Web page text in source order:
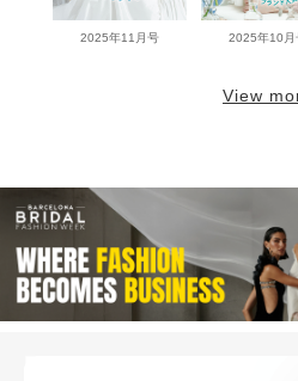
2025年11月号 2025年10月
View